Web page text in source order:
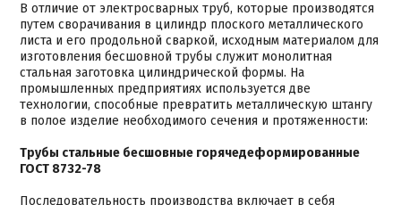
В отличие от электросварных труб, которые производятся
путем сворачивания в цилиндр плоского металлического
листа и его продольной сваркой, исходным материалом для
изготовления бесшовной трубы служит монолитная
стальная заготовка цилиндрической формы. На
промышленных предприятиях используется две
технологии, способные превратить металлическую штангу
в полое изделие необходимого сечения и протяженности:
Трубы стальные бесшовные горячедеформированные
ГОСТ 8732-78
Последовательность производства включает в себя